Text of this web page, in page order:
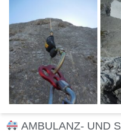
AMBULANZ- UND